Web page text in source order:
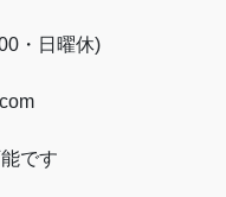
・日曜休)
です